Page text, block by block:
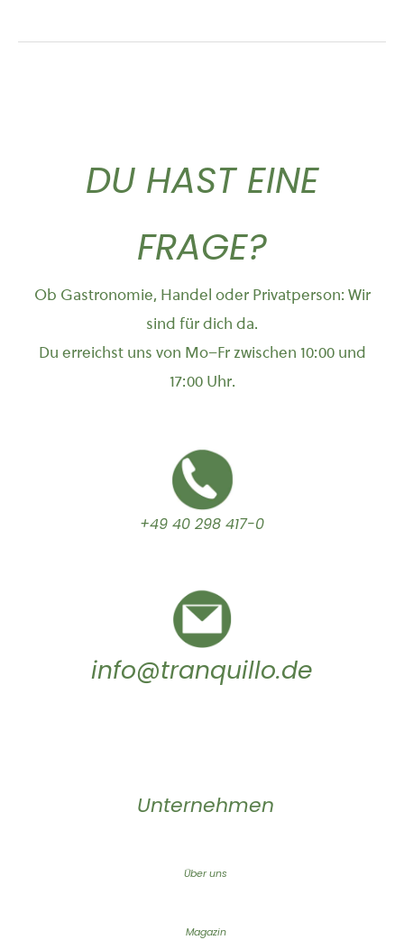
Südmähren
DU HAST EINE
FRAGE?
Ob Gastronomie, Handel oder Privatperson: Wir
sind für dich da.
Du erreichst uns von Mo–Fr zwischen 10:00 und
17:00 Uhr.
+49 40 298 417-0
info@tranquillo.de
Unternehmen
Über uns
Magazin